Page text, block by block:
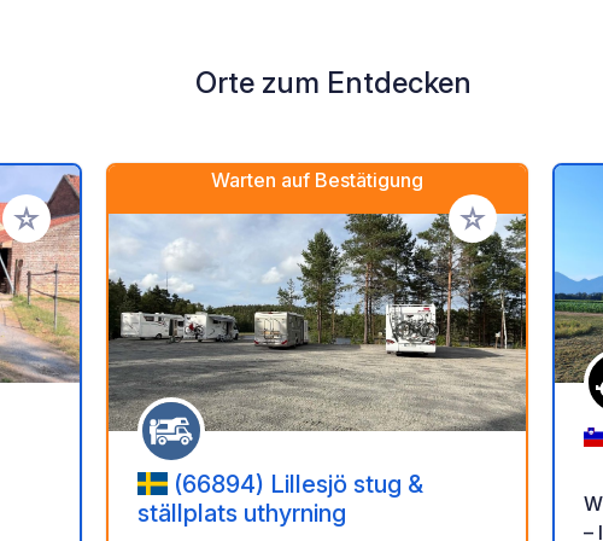
Orte zum Entdecken
Zu Ihren Favoriten hinzufügen
Warten auf Bestätigung
Zu Ihren
(66894) Lillesjö stug &
ställplats uthyrning
–